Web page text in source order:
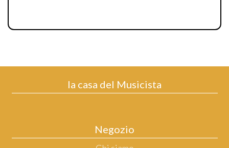
la casa del Musicista
Negozio